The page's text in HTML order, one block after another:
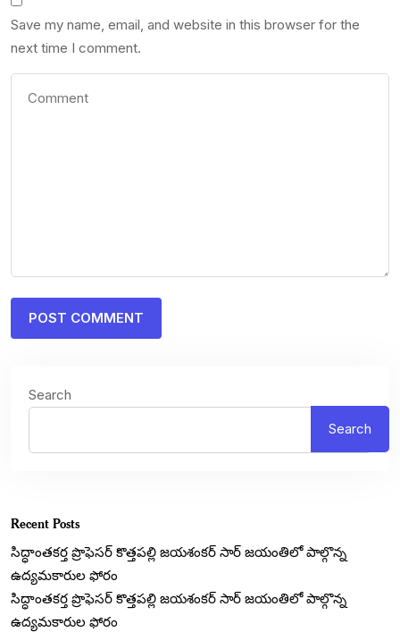
Save my name, email, and website in this browser for the
next time I comment.
Search
Search
Recent Posts
సిద్ధాంతకర్త ప్రొఫెసర్ కొత్తపల్లి జయశంకర్ సార్ జయంతిలో పాల్గొన్న
ఉద్యమకారుల ఫోరం
సిద్ధాంతకర్త ప్రొఫెసర్ కొత్తపల్లి జయశంకర్ సార్ జయంతిలో పాల్గొన్న
ఉద్యమకారుల ఫోరం